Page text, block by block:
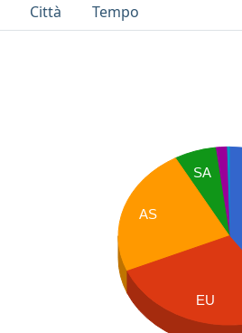
Città
Tempo
SA
AS
EU